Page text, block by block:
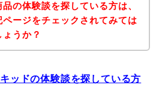
の体験談を探している方は、
ページをチェックされてみては
うか？
ッドの体験談を探している方